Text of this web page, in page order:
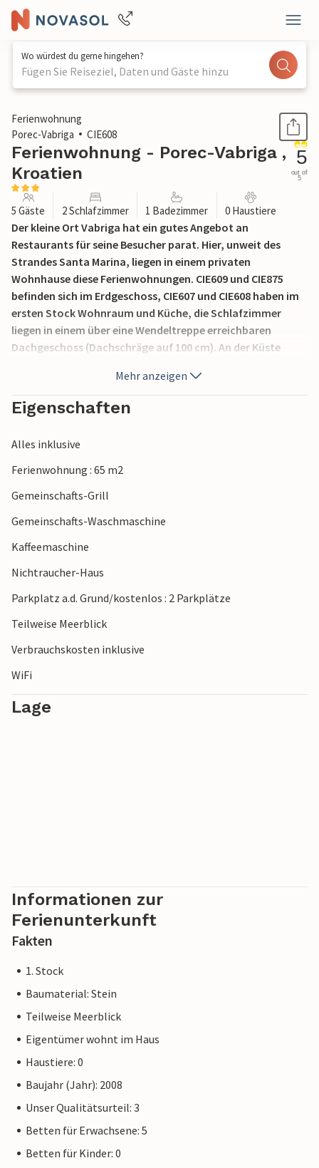
Wo würdest du gerne hingehen?
Fügen Sie Reiseziel, Daten und Gäste hinzu
1 / 32
Ferienwohnung
Porec-Vabriga
CIE608
Ferienwohnung - Porec-Vabriga ,
Kroatien
5
out of
5
5 Gäste 2 Schlafzimmer 1 Badezimmer 0 Haustiere
Der kleine Ort Vabriga hat ein gutes Angebot an
Restaurants für seine Besucher parat. Hier, unweit des
Strandes Santa Marina, liegen in einem privaten
Wohnhause diese Ferienwohnungen. CIE609 und CIE875
befinden sich im Erdgeschoss, CIE607 und CIE608 haben im
ersten Stock Wohnraum und Küche, die Schlafzimmer
liegen in einem über eine Wendeltreppe erreichbaren
Dachgeschoss (Dachschräge auf 100 cm). An der Küste
glasklar. Wenn Sie Porec besuchen, können Sie
Sommerveranstaltungen erleben sowie ein gutes Angebot
an Restaurants und ein breite Palette von Sportarten.
Mehr anzeigen
Eigenschaften
Alles inklusive
Ferienwohnung : 65 m2
Gemeinschafts-Grill
Gemeinschafts-Waschmaschine
Kaffeemaschine
Nichtraucher-Haus
Parkplatz a.d. Grund/kostenlos : 2 Parkplätze
Teilweise Meerblick
Verbrauchskosten inklusive
WiFi
Lage
Informationen zur
Ferienunterkunft
Fakten
1. Stock
Baumaterial: Stein
Teilweise Meerblick
Eigentümer wohnt im Haus
Haustiere: 0
Baujahr (Jahr): 2008
Unser Qualitätsurteil: 3
Betten für Erwachsene: 5
Betten für Kinder: 0